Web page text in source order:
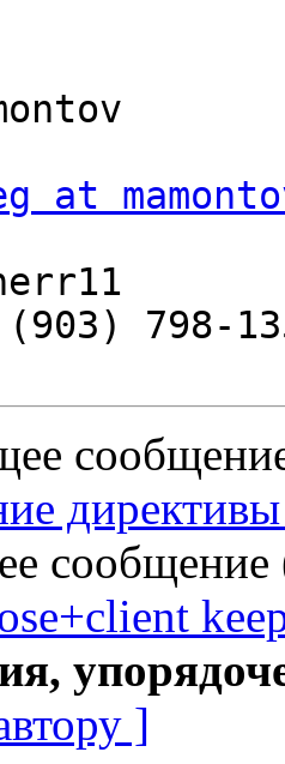
at
798-
директивы
сообщение
]